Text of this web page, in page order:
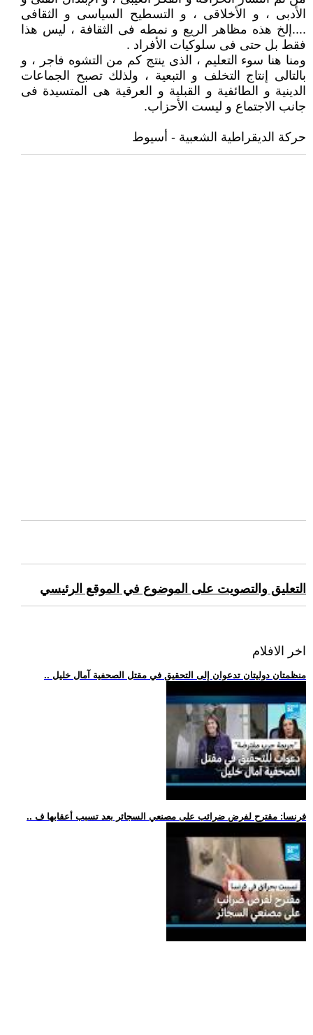
الأدبى ، و الأخلاقى ، و التسطيح السياسى و الثقافى
....إلخ هذه مظاهر الريع و نمطه فى الثقافة ، ليس هذا
فقط بل حتى فى سلوكيات الأفراد .
ومنا هنا سوء التعليم ، الذى ينتج كم من التشوه فاجر ، و
بالتالى إنتاج التخلف و التبعية ، ولذلك تصبح الجماعات
الدينية و الطائفية و القبلية و العرقية هى المتسيدة فى
جانب الاجتماع و ليست الأحزاب.
حركة الديقراطية الشعبية - أسيوط
التعليق والتصويت على الموضوع في الموقع الرئيسي
اخر الافلام
.. منظمتان دوليتان تدعوان إلى التحقيق في مقتل الصحفية آمال خليل
.. فرنسا: مقترح لفرض ضرائب على مصنعي السجائر بعد تسبب أعقابها ف